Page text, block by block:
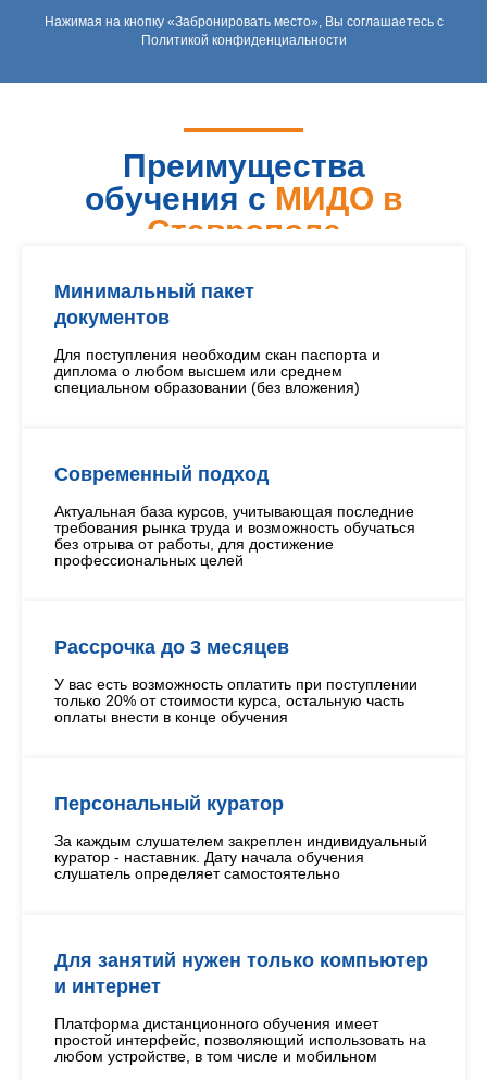
Нажимая на кнопку «Забронировать место», Вы соглашаетесь с
Политикой конфиденциальности
Преимущества
обучения с МИДО в
Ставрополе
Минимальный пакет
документов
Для поступления необходим скан паспорта и
диплома о любом высшем или среднем
специальном образовании (без вложения)
Современный подход
Актуальная база курсов, учитывающая последние
требования рынка труда и возможность обучаться
без отрыва от работы, для достижение
профессиональных целей
Рассрочка до 3 месяцев
У вас есть возможность оплатить при поступлении
только 20% от стоимости курса, остальную часть
оплаты внести в конце обучения
Персональный куратор
За каждым слушателем закреплен индивидуальный
куратор - наставник. Дату начала обучения
слушатель определяет самостоятельно
Для занятий нужен только компьютер
и интернет
Платформа дистанционного обучения имеет
простой интерфейс, позволяющий использовать на
любом устройстве, в том числе и мобильном